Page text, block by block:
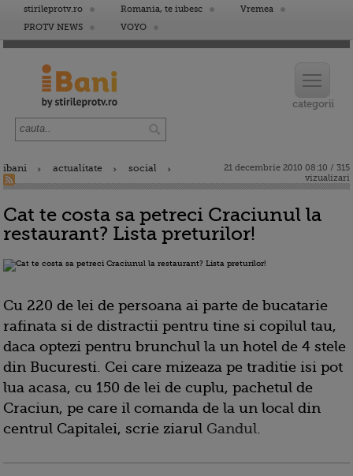
stirileprotv.ro Romania, te iubesc
Vremea
PROTV NEWS
VOYO
ibani actualitate social
21 decembrie 2010 08:10 / 315
vizualizari
Cat te costa sa petreci Craciunul la
restaurant? Lista preturilor!
Cu 220 de lei de persoana ai parte de bucatarie
rafinata si de distractii pentru tine si copilul tau,
daca optezi pentru brunchul la un hotel de 4 stele
din Bucuresti. Cei care mizeaza pe traditie isi pot
lua acasa, cu 150 de lei de cuplu, pachetul de
Craciun, pe care il comanda de la un local din
centrul Capitalei, scrie ziarul Gandul.